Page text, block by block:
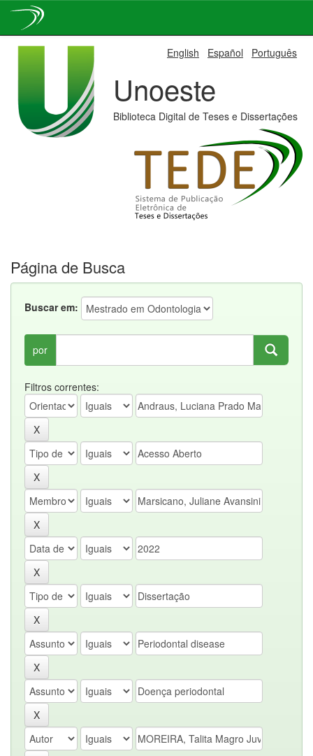
English Español Português
Unoeste
Biblioteca Digital de Teses e Dissertações
Página de Busca
Buscar em:
por
Filtros correntes: